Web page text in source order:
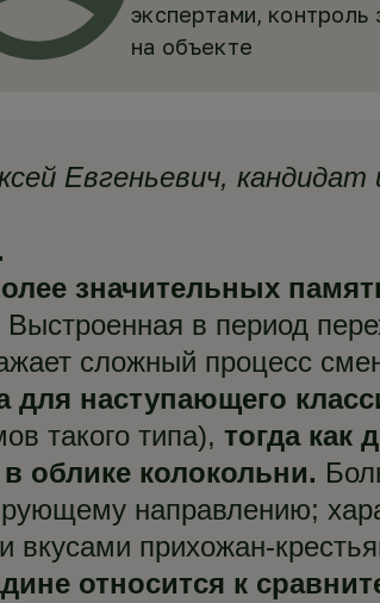
экспертами,
на объекте
Евгеньевич, кандидат
значительных
Выстроенная в период
сложный процесс
для наступающего
такого типа), тогда как
облике колокольни.
направлению;
вкусами прихожан-
относится к